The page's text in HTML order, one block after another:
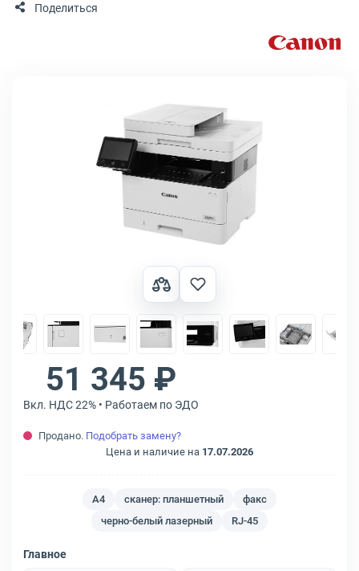
Поделиться
51 345 ₽
Вкл. НДС 22% • Работаем по ЭДО
Продано. Подобрать замену?
Цена и наличие на 17.07.2026
A4 сканер: планшетный
факс
черно-белый лазерный
RJ-45
Главное